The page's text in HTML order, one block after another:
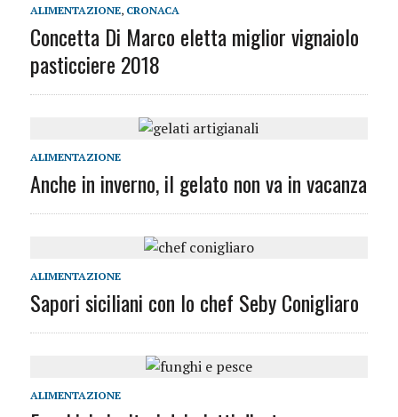
ALIMENTAZIONE, CRONACA
Concetta Di Marco eletta miglior vignaiolo
pasticciere 2018
ALIMENTAZIONE
Anche in inverno, il gelato non va in vacanza
ALIMENTAZIONE
Sapori siciliani con lo chef Seby Conigliaro
ALIMENTAZIONE